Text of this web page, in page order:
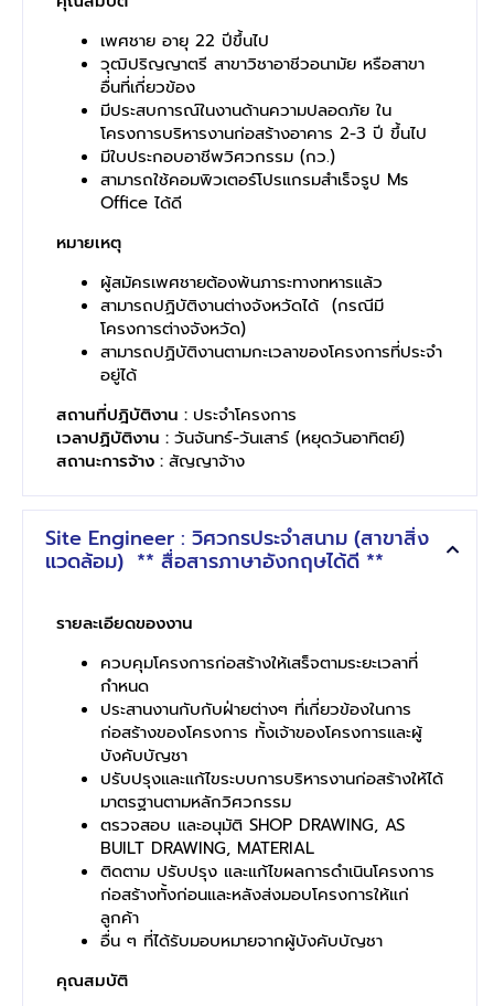
เพศชาย อายุ 22 ปีขึ้นไป
วุฒิปริญญาตรี สาขาวิชาอาชีวอนามัย หรือสาขา
อื่นที่เกี่ยวข้อง
มีประสบการณ์ในงานด้านความปลอดภัย ใน
โครงการบริหารงานก่อสร้างอาคาร 2-3 ปี ขึ้นไป
มีใบประกอบอาชีพวิศวกรรม (กว.)
สามารถใช้คอมพิวเตอร์โปรแกรมสำเร็จรูป Ms
Office ได้ดี
หมายเหตุ
ผู้สมัครเพศชายต้องพ้นภาระทางทหารแล้ว
สามารถปฏิบัติงานต่างจังหวัดได้ (กรณีมี
โครงการต่างจังหวัด)
สามารถปฏิบัติงานตามกะเวลาของโครงการที่ประจำ
อยู่ได้
สถานที่ปฎิบัติงาน : ประจำโครงการ
เวลาปฏิบัติงาน : วันจันทร์-วันเสาร์ (หยุดวันอาทิตย์)
สถานะการจ้าง : สัญญาจ้าง
Site Engineer : วิศวกรประจำสนาม (สาขาสิ่ง
แวดล้อม) ** สื่อสารภาษาอังกฤษได้ดี **
รายละเอียดของงาน
ควบคุมโครงการก่อสร้างให้เสร็จตามระยะเวลาที่
กำหนด
ประสานงานกับกับฝ่ายต่างๆ ที่เกี่ยวข้องในการ
ก่อสร้างของโครงการ ทั้งเจ้าของโครงการและผู้
บังคับบัญชา
ปรับปรุงและแก้ไขระบบการบริหารงานก่อสร้างให้ได้
มาตรฐานตามหลักวิศวกรรม
ตรวจสอบ และอนุมัติ SHOP DRAWING, AS
BUILT DRAWING, MATERIAL
ติดตาม ปรับปรุง และแก้ไขผลการดำเนินโครงการ
ก่อสร้างทั้งก่อนและหลังส่งมอบโครงการให้แก่
ลูกค้า
อื่น ๆ ที่ได้รับมอบหมายจากผู้บังคับบัญชา
คุณสมบัติ